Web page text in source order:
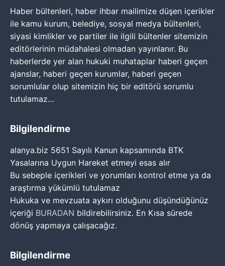
Haber bültenleri, haber ihbar mailimize düşen içerikler
ile kamu kurum, belediye, sosyal medya bültenleri,
siyasi kimlikler ve partiler ile ilgili bültenler sitemizin
editörlerinin müdahalesi olmadan yayınlanır. Bu
haberlerde yer alan hukuki muhataplar haberi geçen
ajanslar, haberi geçen kurumlar, haberi geçen
sorumlular olup sitemizin hiç bir editörü sorumlu
tutulamaz…
Bilgilendirme
alanya.biz 5651 Sayılı Kanun kapsamında BTK
Yasalarına Uygun Hareket etmeyi esas alır
Bu sebeple içerikleri ve yorumları kontrol etme ya da
araştırma yükümlü tutulamaz
Hukuka ve mevzuata aykırı olduğunu düşündüğünüz
içeriği BURADAN bildirebilirsiniz. En Kısa sürede
dönüş yapmaya çalışacağız.
Bilgilendirme